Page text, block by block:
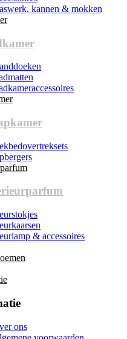
kannen & mokken
& accessoires
ons